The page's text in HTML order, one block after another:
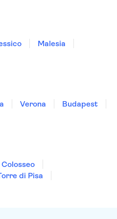
Malesia
Verona
Budapest
Colosseo
di Pisa